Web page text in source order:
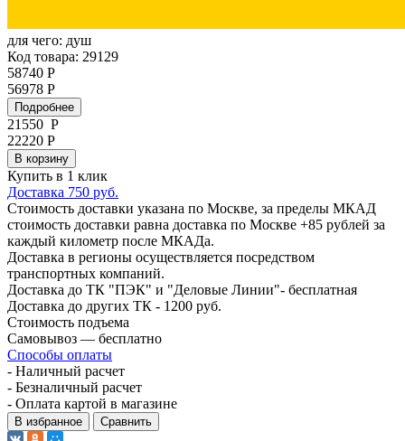
для чего: душ
Код товара: 29129
58740 Р
56978 Р
Подробнее
21550 Р
22220 Р
В корзину
Купить в 1 клик
Доставка 750 руб.
Стоимость доставки указана по Москве, за пределы МКАД
стоимость доставки равна доставка по Москве +85 рублей за
каждый километр после МКАДа.
Доставка в регионы осуществляется посредством
транспортных компаний.
Доставка до ТК "ПЭК" и "Деловые Линии"- бесплатная
Доставка до других ТК - 1200 руб.
Стоимость подъема
Самовывоз — бесплатно
Способы оплаты
- Наличный расчет
- Безналичный расчет
- Оплата картой в магазине
В избранное Сравнить